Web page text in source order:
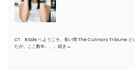
CT B Side へようこそ。長い間 The Culinary Tribune と
たが、ここ数年。。。 続き→